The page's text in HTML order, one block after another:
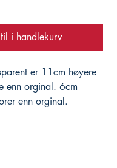
i handlekurv
er 11cm høyere
enn orginal. 6cm
enn orginal.